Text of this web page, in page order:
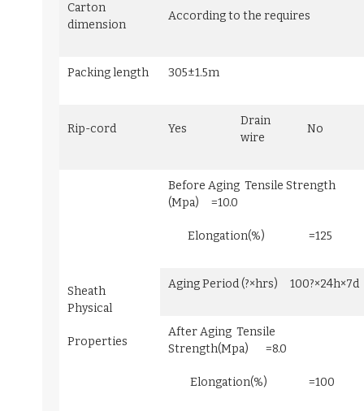
Carton
dimension
According to the requires
Packing length 305±1.5m
Rip-cord Yes
Drain
wire
No
Sheath
Physical
Properties
Before Aging Tensile Strength
(Mpa) =10.0
Elongation(%) =125
Aging Period (?×hrs) 100?×24h×7d
After Aging Tensile
Strength(Mpa) =8.0
Elongation(%) =100